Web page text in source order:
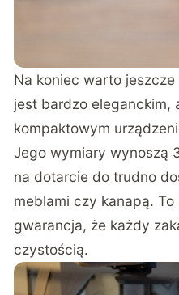
Na koniec warto
jest bardzo eleganckim,
kompaktowym
Jego wymiary wynoszą
na dotarcie do trudno
meblami czy kanapą.
gwarancja, że każdy
czystością.